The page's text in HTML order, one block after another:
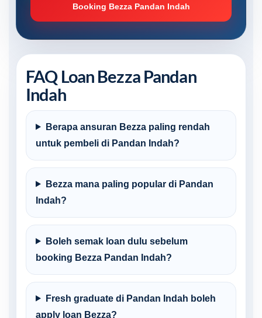
Booking Bezza Pandan Indah
FAQ Loan Bezza Pandan
Indah
Berapa ansuran Bezza paling rendah
untuk pembeli di Pandan Indah?
Bezza mana paling popular di Pandan
Indah?
Boleh semak loan dulu sebelum
booking Bezza Pandan Indah?
Fresh graduate di Pandan Indah boleh
apply loan Bezza?